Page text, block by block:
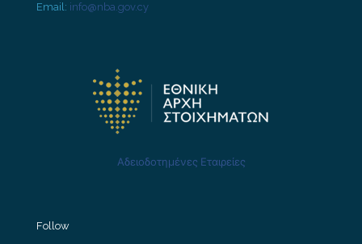
Email: info@nba.gov.cy
Αδειοδοτημένες Εταιρείες
Follow